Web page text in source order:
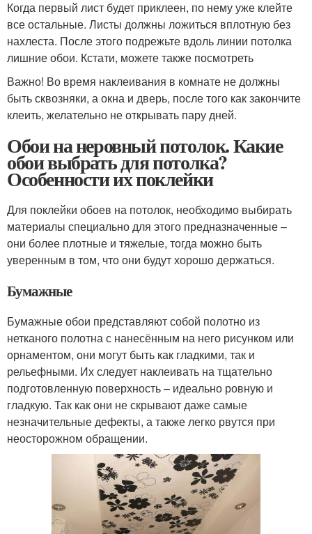
Когда первый лист будет приклеен, по нему уже клейте
все остальные. Листы должны ложиться вплотную без
нахлеста. После этого подрежьте вдоль линии потолка
лишние обои. Кстати, можете также посмотреть
Важно! Во время наклеивания в комнате не должны
быть сквозняки, а окна и дверь, после того как закончите
клеить, желательно не открывать пару дней.
Обои на неровный потолок. Какие
обои выбрать для потолка?
Особенности их поклейки
Для поклейки обоев на потолок, необходимо выбирать
материалы специально для этого предназначенные –
они более плотные и тяжелые, тогда можно быть
уверенным в том, что они будут хорошо держаться.
Бумажные
Бумажные обои представляют собой полотно из
нетканого полотна с нанесённым на него рисунком или
орнаментом, они могут быть как гладкими, так и
рельефными. Их следует наклеивать на тщательно
подготовленную поверхность – идеально ровную и
гладкую. Так как они не скрывают даже самые
незначительные дефекты, а также легко рвутся при
неосторожном обращении.